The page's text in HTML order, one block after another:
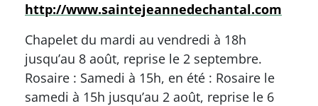
http://www.saintejeannedechantal.com
Chapelet du mardi au vendredi à 18h
jusqu’au 8 août, reprise le 2 septembre.
Rosaire : Samedi à 15h, en été : Rosaire le
samedi à 15h jusqu’au 2 août, reprise le 6